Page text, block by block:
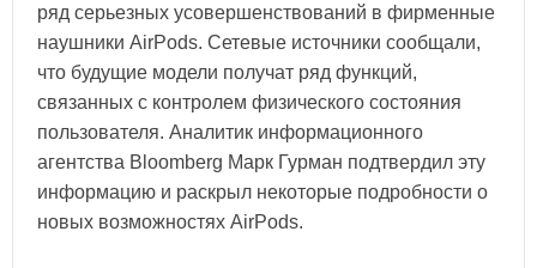
ряд серьезных усовершенствований в фирменные
наушники AirPods. Сетевые источники сообщали,
что будущие модели получат ряд функций,
связанных с контролем физического состояния
пользователя. Аналитик информационного
агентства Bloomberg Марк Гурман подтвердил эту
информацию и раскрыл некоторые подробности о
новых возможностях AirPods.